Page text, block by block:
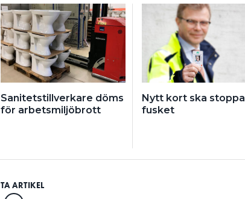
Sanitetstillverkare döms
för arbetsmiljöbrott
Nytt kort ska stoppa
fusket